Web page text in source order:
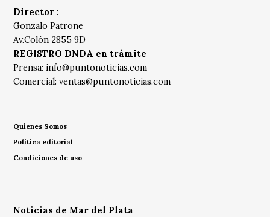
Director :
Gonzalo Patrone
Av.Colón 2855 9D
REGISTRO DNDA en trámite
Prensa: info@puntonoticias.com
Comercial:ventas@puntonoticias.com
Quienes Somos
Política editorial
Condiciones de uso
Noticias de Mar del Plata